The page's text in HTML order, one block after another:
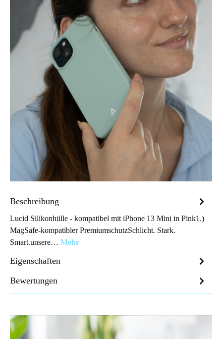
Beschreibung
Lucid Silikonhülle - kompatibel mit iPhone 13 Mini in Pink1.)
MagSafe-kompatibler PremiumschutzSchlicht. Stark.
Smart.unsere… Mehr
Eigenschaften
Bewertungen